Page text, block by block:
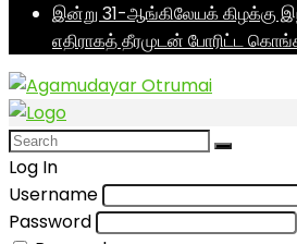
இன்று 31-ஆங்கிலேயக் கிழக்கு
எதிராகத் தீரமுடன் போரிட்ட
Log In
Username
Password